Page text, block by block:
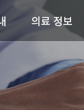
의료 정보
허리 / 목
어깨 / 팔
고관절 / 무릎 / 발